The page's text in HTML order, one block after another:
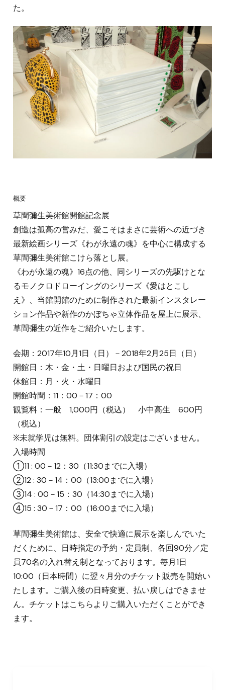
た。
概要
草間彌生美術館開館記念展
創造は孤高の営みだ、愛こそはまさに芸術への近づき
最新絵画シリーズ《わが永遠の魂》を中心に構成する
草間彌生美術館こけら落とし展。
《わが永遠の魂》16点の他、同シリーズの先駆けとな
るモノクロドローイングのシリーズ《愛はとこし
え》、当館開館のために制作された最新インスタレー
ション作品や新作のかぼちゃ立体作品を屋上に展示、
草間彌生の近作をご紹介いたします。
会期：2017年10月1日（日）－2018年2月25日（日）
開館日：木・金・土・日曜日および国民の祝日
休館日：月・火・水曜日
開館時間：11：00－17：00
観覧料：一般 1,000円（税込） 小中高生 600円
（税込）
※未就学児は無料。団体割引の設定はございません。
入場時間
①11 : 00－12：30（11:30までに入場）
②12 : 30－14：00（13:00までに入場）
③14 : 00－15：30（14:30までに入場）
④15 : 30－17：00（16:00までに入場）
草間彌生美術館は、安全で快適に展示を楽しんでいた
だくために、日時指定の予約・定員制、各回90分／定
員70名の入れ替え制となっております。毎月1日
10:00（日本時間）に翌々月分のチケット販売を開始い
たします。ご購入後の日時変更、払い戻しはできませ
ん。チケットはこちらよりご購入いただくことができ
ます。